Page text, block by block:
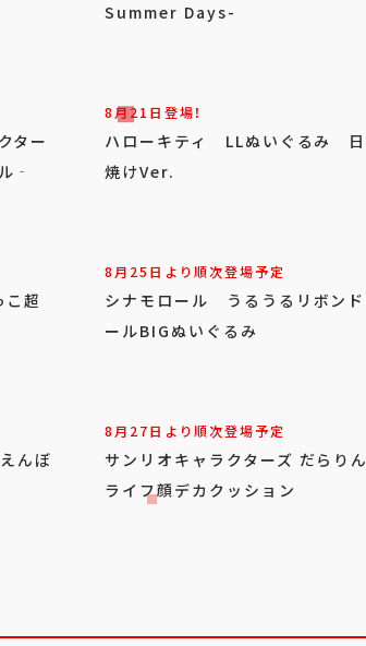
Summer Days-
ター
‐
8月21日登場！
ハローキティ LLぬいぐるみ 日
焼けVer.
超
8月25日より順次登場予定
シナモロール うるうるリボンド
ールBIGぬいぐるみ
んぼ
8月27日より順次登場予定
サンリオキャラクターズ だらりん
ライフ顔デカクッション